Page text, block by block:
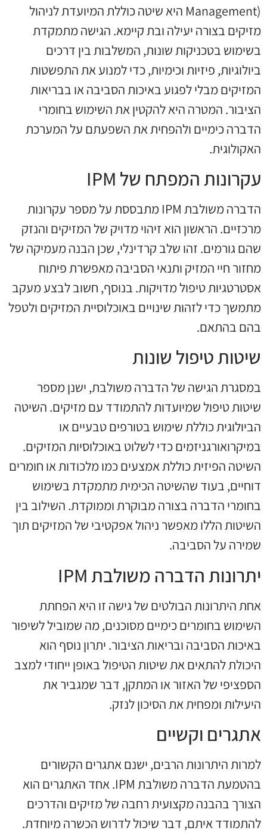
Management) היא שיטה כוללת המיועדת לניהול
מזיקים בצורה יעילה ובת קיימא. הגישה מתמקדת
בשימוש בטכניקות שונות, המשלבות בין דרכים
ביולוגיות, פיזיות וכימיות, כדי למנוע את התפשטות
המזיקים מבלי לפגוע באיכות הסביבה או בבריאות
הציבור. המטרה היא להקטין את השימוש בחומרי
הדברה כימיים ולהפחית את השפעתם על המערכת
האקולוגית.
עקרונות המפתח של IPM
הדברה משולבת IPM מתבססת על מספר עקרונות
מרכזיים. הראשון הוא זיהוי מדויק של המזיקים והנזק
שהם גורמים. זהו שלב קרדינלי, שכן הבנה מעמיקה של
מחזור חיי המזיק ותנאי הסביבה מאפשרת פיתוח
אסטרטגיות טיפול מדויקות. בנוסף, חשוב לבצע מעקב
מתמשך כדי לזהות שינויים באוכלוסיית המזיקים ולטפל
בהם בהתאם.
שיטות טיפול שונות
במסגרת הגישה של הדברה משולבת, ישנן מספר
שיטות טיפול שמיועדות להתמודד עם מזיקים. השיטה
הביולוגית כוללת שימוש בטורפים טבעיים או
במיקרואורגניזמים כדי לשלוט באוכלוסיות המזיקים.
השיטה הפיזית כוללת אמצעים כמו מלכודות או חומרים
דוחיים, בעוד שהשיטה הכימית מתמקדת בשימוש
בחומרי הדברה בצורה מבוקרת וממוקדת. השילוב בין
השיטות הללו מאפשר ניהול אפקטיבי של המזיקים תוך
שמירה על הסביבה.
יתרונות הדברה משולבת IPM
אחת היתרונות הבולטים של גישה זו היא הפחתת
השימוש בחומרים כימיים מסוכנים, מה שמוביל לשיפור
באיכות הסביבה ובריאות הציבור. יתרון נוסף הוא
היכולת להתאים את שיטות הטיפול באופן ייחודי למצב
הספציפי של האזור או המתקן, דבר שמגביר את
היעילות ומפחית את הסיכון לנזק.
אתגרים וקשיים
למרות היתרונות הרבים, ישנם אתגרים הקשורים
בהטמעת הדברה משולבת IPM. אחד האתגרים הוא
הצורך בהבנה מקצועית רחבה של מזיקים והדרכים
להתמודד איתם, דבר שיכול לדרוש הכשרה מיוחדת.